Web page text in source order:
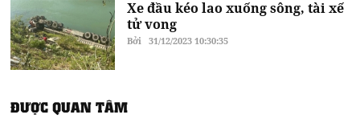
Xe đầu kéo lao xuống sông, tài xế
tử vong
Bởi 31/12/2023 10:30:35
ĐƯỢC QUAN TÂM